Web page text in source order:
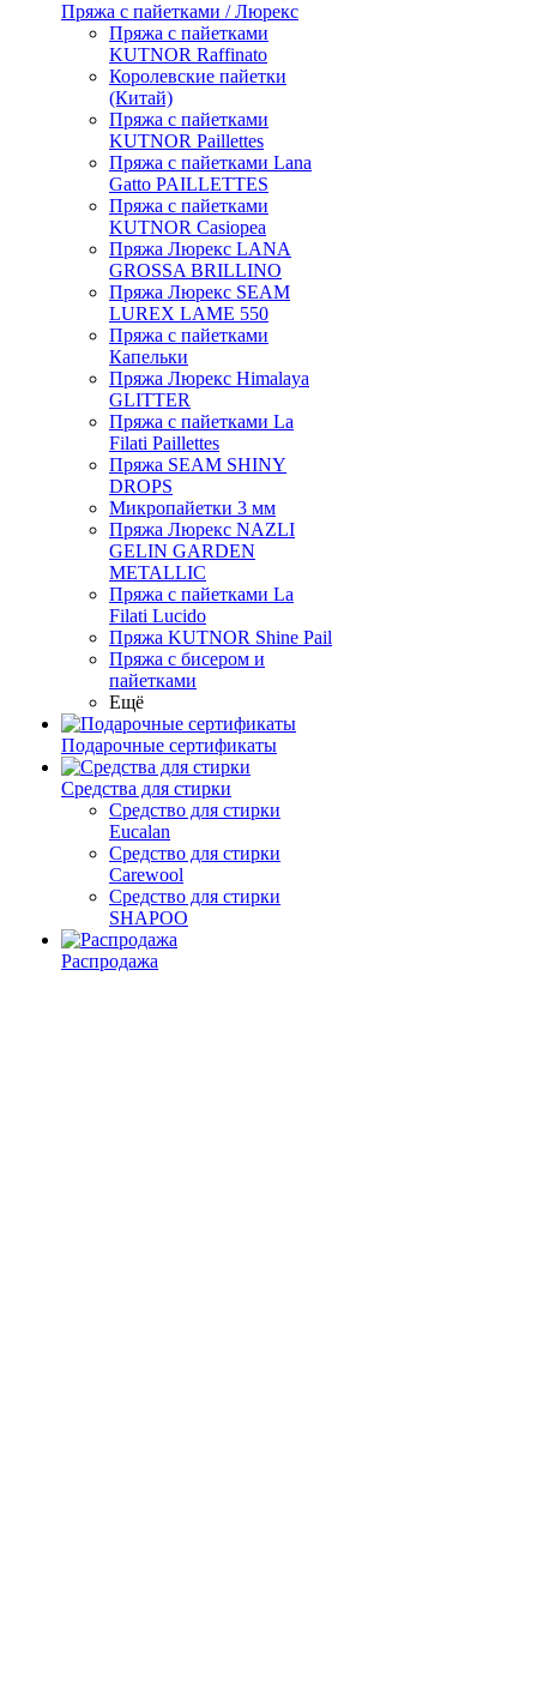
Пряжа с пайетками / Люрекс
Пряжа с пайетками
KUTNOR Raffinato
Королевские пайетки
(Китай)
Пряжа с пайетками
KUTNOR Paillettes
Пряжа с пайетками Lana
Gatto PAILLETTES
Пряжа с пайетками
KUTNOR Casiopea
Пряжа Люрекс LANA
GROSSA BRILLINO
Пряжа Люрекс SEAM
LUREX LAME 550
Пряжа с пайетками
Капельки
Пряжа Люрекс Himalaya
GLITTER
Пряжа с пайетками La
Filati Paillettes
Пряжа SEAM SHINY
DROPS
Микропайетки 3 мм
Пряжа Люрекс NAZLI
GELIN GARDEN
METALLIC
Пряжа с пайетками La
Filati Lucido
Пряжа KUTNOR Shine Pail
Пряжа с бисером и
пайетками
Ещё
Подарочные сертификаты
Средства для стирки
Средство для стирки
Eucalan
Средство для стирки
Carewool
Средство для стирки
SHAPOO
Распродажа